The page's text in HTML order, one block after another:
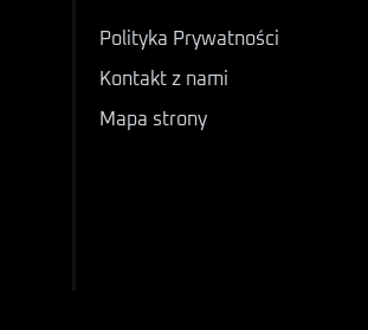
Polityka Prywatności
Kontakt z nami
Mapa strony